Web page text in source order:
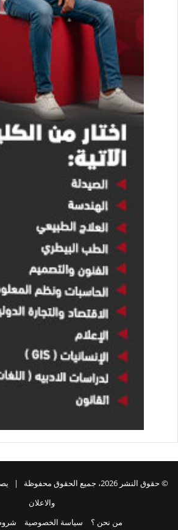
© حقوق النشر 2026، جميع الحقوق
والاعلان
من نحن ؟
سياسة الخصوصية